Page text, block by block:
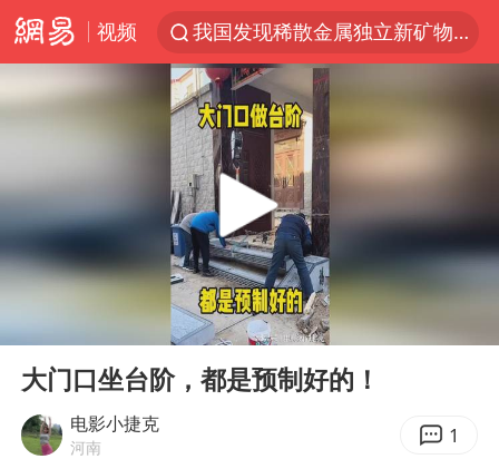
视频
我国发现稀散金属独立新矿物——乌斯河锗矿
上海鼓励居家办公
多地银行上调存款利率
朱一龙的鼻子怎么了
5万元以下微型代步车集体遇冷
大疆错失宇树
费大厨口号更改 不再宣传小炒肉大王
周星驰妈妈现身香港首映礼
Play
大门口坐台阶，都是预制好的！
电影小捷克
河南 1